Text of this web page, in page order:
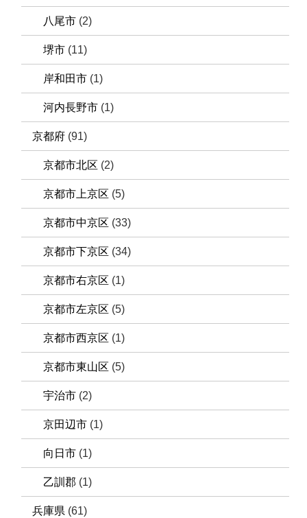
八尾市 (2)
堺市 (11)
岸和田市 (1)
河内長野市 (1)
京都府 (91)
京都市北区 (2)
京都市上京区 (5)
京都市中京区 (33)
京都市下京区 (34)
京都市右京区 (1)
京都市左京区 (5)
京都市西京区 (1)
京都市東山区 (5)
宇治市 (2)
京田辺市 (1)
向日市 (1)
乙訓郡 (1)
兵庫県 (61)